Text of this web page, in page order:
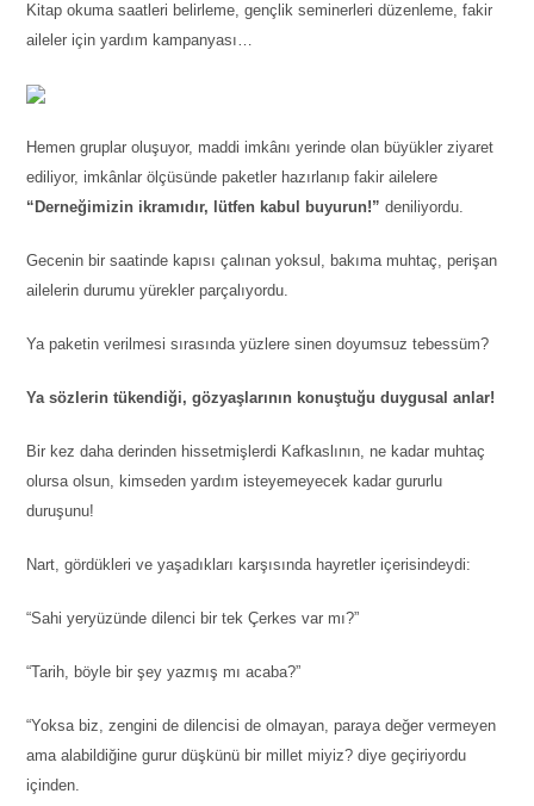
Kitap okuma saatleri belirleme, gençlik seminerleri düzenleme, fakir
aileler için yardım kampanyası…
Hemen gruplar oluşuyor, maddi imkânı yerinde olan büyükler ziyaret
ediliyor, imkânlar ölçüsünde paketler hazırlanıp fakir ailelere
“Derneğimizin ikramıdır, lütfen kabul buyurun!” deniliyordu.
Gecenin bir saatinde kapısı çalınan yoksul, bakıma muhtaç, perişan
ailelerin durumu yürekler parçalıyordu.
Ya paketin verilmesi sırasında yüzlere sinen doyumsuz tebessüm?
Ya sözlerin tükendiği, gözyaşlarının konuştuğu duygusal anlar!
Bir kez daha derinden hissetmişlerdi Kafkaslının, ne kadar muhtaç
olursa olsun, kimseden yardım isteyemeyecek kadar gururlu
duruşunu!
Nart, gördükleri ve yaşadıkları karşısında hayretler içerisindeydi:
“Sahi yeryüzünde dilenci bir tek Çerkes var mı?”
“Tarih, böyle bir şey yazmış mı acaba?”
“Yoksa biz, zengini de dilencisi de olmayan, paraya değer vermeyen
ama alabildiğine gurur düşkünü bir millet miyiz? diye geçiriyordu
içinden.